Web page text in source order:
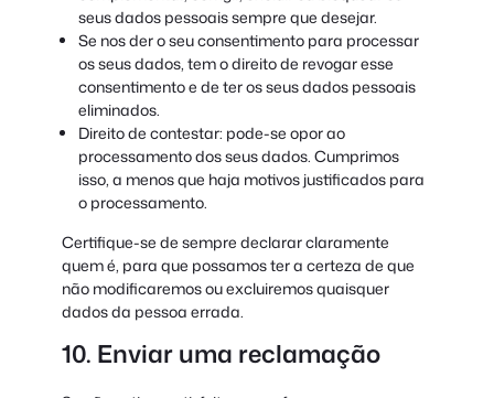
seus dados pessoais sempre que desejar.
Se nos der o seu consentimento para processar
os seus dados, tem o direito de revogar esse
consentimento e de ter os seus dados pessoais
eliminados.
Direito de contestar: pode-se opor ao
processamento dos seus dados. Cumprimos
isso, a menos que haja motivos justificados para
o processamento.
Certifique-se de sempre declarar claramente
quem é, para que possamos ter a certeza de que
não modificaremos ou excluiremos quaisquer
dados da pessoa errada.
10. Enviar uma reclamação